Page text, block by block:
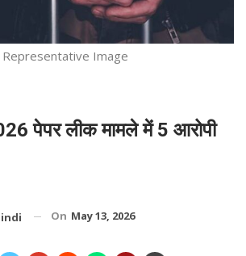
Representative Image
पेपर लीक मामले में 5 आरोपी
On May 13, 2026